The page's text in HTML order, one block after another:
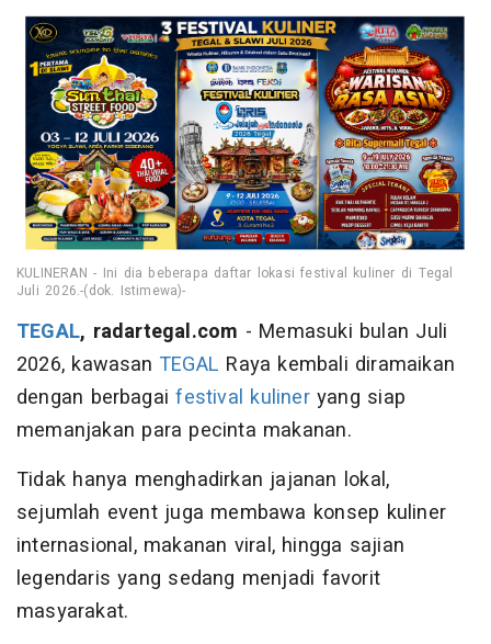
KULINERAN - Ini dia beberapa daftar lokasi festival kuliner di Tegal
Juli 2026.-(dok. Istimewa)-
TEGAL, radartegal.com - Memasuki bulan Juli
2026, kawasan TEGAL Raya kembali diramaikan
dengan berbagaifestival kulineryang siap
memanjakan para pecinta makanan.
Tidak hanya menghadirkan jajanan lokal,
sejumlah event juga membawa konsep kuliner
internasional, makanan viral, hingga sajian
legendaris yang sedang menjadi favorit
masyarakat.